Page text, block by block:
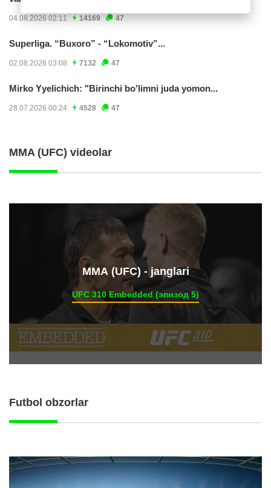
04.08.2026 02:11 14169 47
Superliga. “Buxoro” - “Lokomotiv”...
02.08.2026 03:08 7132 47
Mirko Yyelichich: "Birinchi bo'limni juda yomon...
28.07.2026 00:24 4528 47
MMA (UFC) videolar
ММА (UFC) - janglari
UFC 310 Embedded (эпизод 5)
Futbol obzorlar